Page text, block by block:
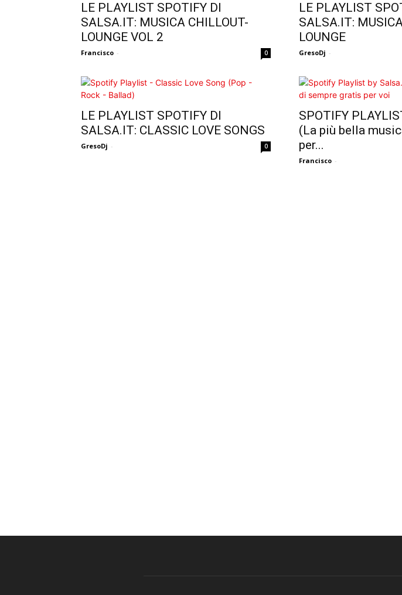
LE PLAYLIST SPOTIFY DI
SALSA.IT: MUSICA CHILLOUT-
LOUNGE VOL 2
Francisco - 0
LE PLAYLIST
SALSA.IT:
LOUNGE
GresoDj -
LE PLAYLIST SPOTIFY DI
SALSA.IT: CLASSIC LOVE SONGS
GresoDj - 0
SPOTIFY
(La più bella
per...
Francisco -